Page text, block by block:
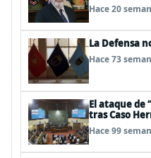
Hace 20
La Defensa
Hace 73
El ataque
tras Caso
son los peor
Hace 99